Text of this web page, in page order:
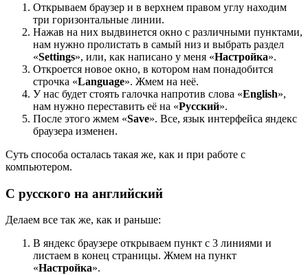
Открываем браузер и в верхнем правом углу находим
три горизонтальные линии.
Нажав на них выдвинется окно с различными пунктами,
нам нужно пролистать в самый низ и выбрать раздел
«Settings», или, как написано у меня «Настройка».
Откроется новое окно, в котором нам понадобится
строчка «Language». Жмем на неё.
У нас будет стоять галочка напротив слова «English»,
нам нужно переставить её на «Русский».
После этого жмем «Save». Все, язык интерфейса яндекс
браузера изменен.
Суть способа осталась такая же, как и при работе с
компьютером.
С русского на английский
Делаем все так же, как и раньше:
В яндекс браузере открываем пункт с 3 линиями и
листаем в конец страницы. Жмем на пункт
«Настройка».